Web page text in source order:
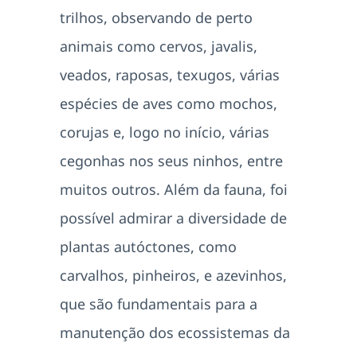
trilhos, observando de perto
animais como cervos, javalis,
veados, raposas, texugos, várias
espécies de aves como mochos,
corujas e, logo no início, várias
cegonhas nos seus ninhos, entre
muitos outros. Além da fauna, foi
possível admirar a diversidade de
plantas autóctones, como
carvalhos, pinheiros, e azevinhos,
que são fundamentais para a
manutenção dos ecossistemas da